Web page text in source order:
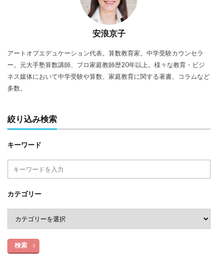
安浪京子
アートオブエデュケーション代表。算数教育家。中学受験カウンセラ
ー。元大手塾算数講師、プロ家庭教師歴20年以上。様々な教育・ビジ
ネス媒体において中学受験や算数、家庭教育に関する著書、コラムなど
多数。
絞り込み検索
キーワード
カテゴリー
検索